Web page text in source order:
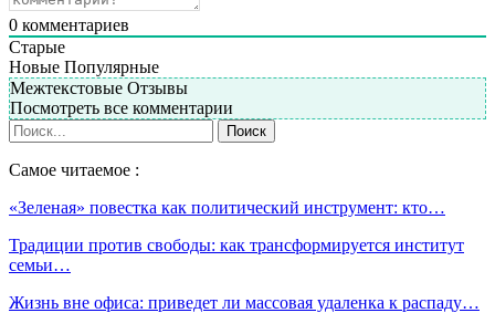
0 комментариев
Старые
Новые Популярные
Межтекстовые Отзывы
Посмотреть все комментарии
Самое читаемое :
«Зеленая» повестка как политический инструмент: кто…
Традиции против свободы: как трансформируется институт
семьи…
Жизнь вне офиса: приведет ли массовая удаленка к распаду…